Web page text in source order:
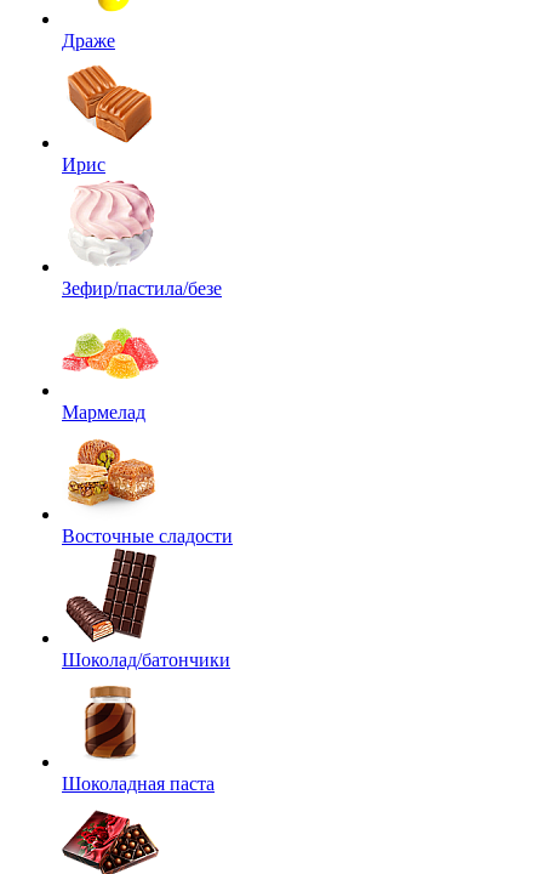
Драже
Ирис
Зефир/пастила/безе
Мармелад
Восточные сладости
Шоколад/батончики
Шоколадная паста